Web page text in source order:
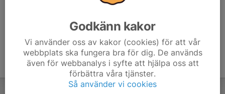
Godkänn kakor
Vi använder oss av kakor (cookies) för att vår
webbplats ska fungera bra för dig. De används
även för webbanalys i syfte att hjälpa oss att
förbättra våra tjänster.
Så använder vi cookies